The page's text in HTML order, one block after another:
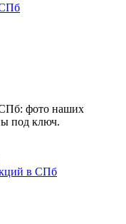
СПб
СПб: фото наших
под ключ.
в СПб